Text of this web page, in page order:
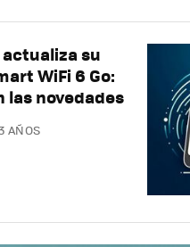
su
WiFi 6 Go:
las novedades
AÑOS